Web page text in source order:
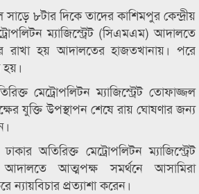
৮টার দিকে তাদের কাশিমপুর কেন্দ্রীয়
ম্যাজিস্ট্রেট (সিএমএম) আদালতে
রাখা হয় আদালতের হাজতখানায়। পরে
মেট্রোপলিটন ম্যাজিস্ট্রেট তোফাজ্জল
যুক্তি উপস্থাপন শেষে রায় ঘোষণার জন্য
অতিরিক্ত মেট্রোপলিটন ম্যাজিস্ট্রেট
আত্মপক্ষ সমর্থনে আসামিরা
ন্যায়বিচার প্রত্যাশা করেন।